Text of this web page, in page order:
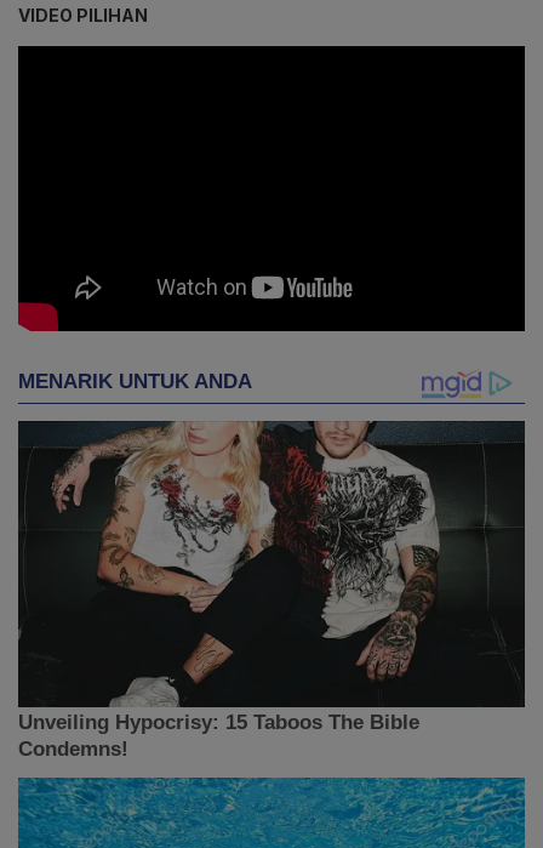
VIDEO PILIHAN